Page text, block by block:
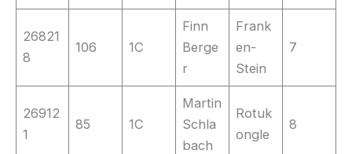
26821
8
106 1C
Finn
Berge
r
Frank
en-
Stein
7
26912
1
85 1C
Martin
Schla
bach
Rotuk
ongle
8